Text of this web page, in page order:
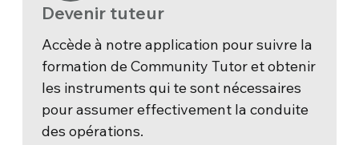
Devenir tuteur
Accède à notre application pour suivre la
formation de Community Tutor et obtenir
les instruments qui te sont nécessaires
pour assumer effectivement la conduite
des opérations.